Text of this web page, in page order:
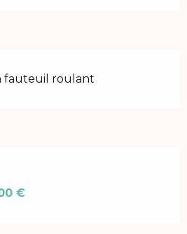
fauteuil roulant
€